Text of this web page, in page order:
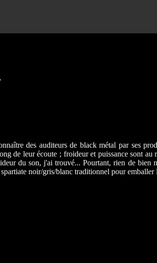
des auditeurs de black métal par ses
de leur écoute ; froideur et puissance sont
du son, j'ai trouvé... Pourtant, rien de
noir/gris/blanc traditionnel pour